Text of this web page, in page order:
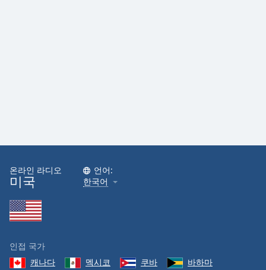
온라인 라디오
미국
언어:
한국어
인접 국가
캐나다
멕시코 쿠바
바하마